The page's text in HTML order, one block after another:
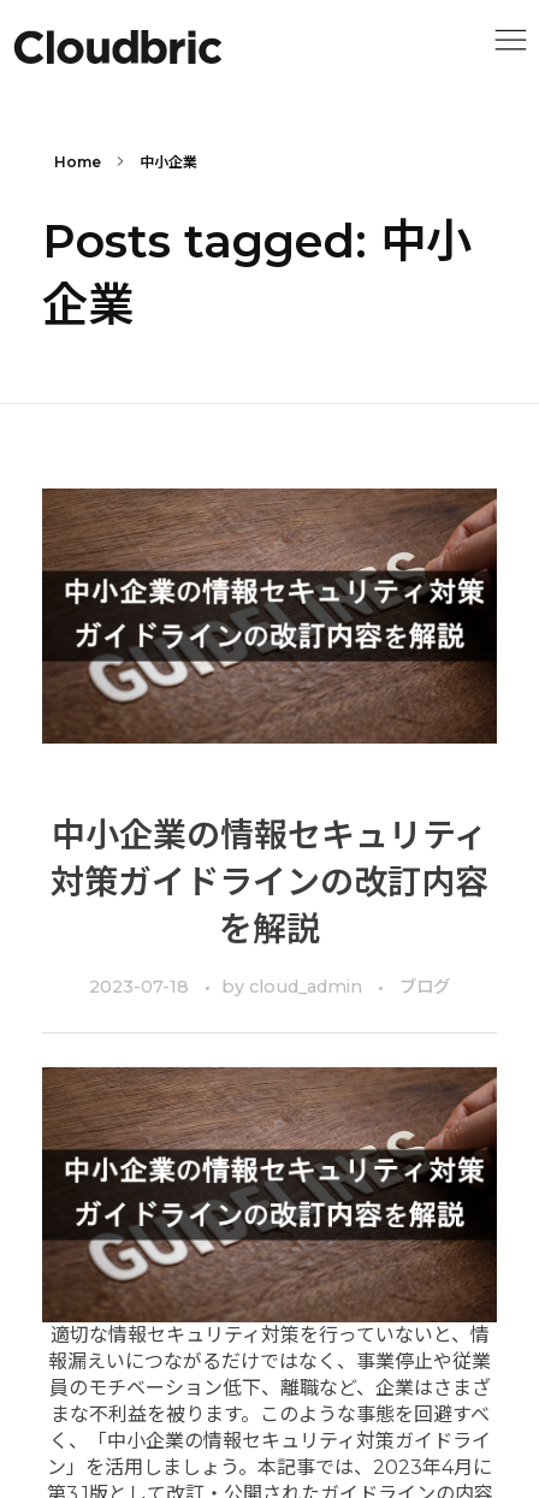
Home 中小企業
Posts tagged: 中小
企業
中小企業の情報セキュリティ
対策ガイドラインの改訂内容
を解説
2023-07-18 by cloud_admin ブログ
適切な情報セキュリティ対策を行っていないと、情
報漏えいにつながるだけではなく、事業停止や従業
員のモチベーション低下、離職など、企業はさまざ
まな不利益を被ります。このような事態を回避すべ
く、「中小企業の情報セキュリティ対策ガイドライ
ン」を活用しましょう。本記事では、2023年4月に